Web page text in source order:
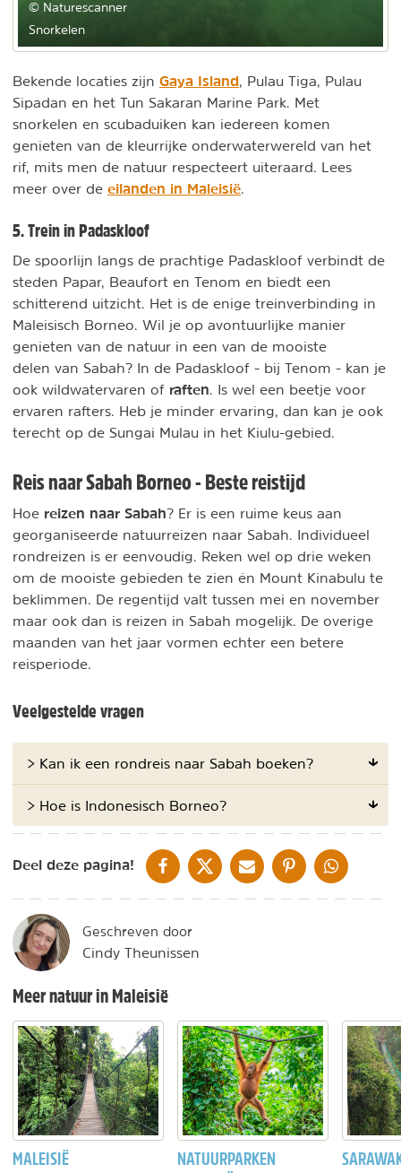
© Naturescanner
Snorkelen
Bekende locaties zijn Gaya Island , Pulau Tiga, Pulau
Sipadan en het Tun Sakaran Marine Park. Met
snorkelen en scubaduiken kan iedereen komen
genieten van de kleurrijke onderwaterwereld van het
rif, mits men de natuur respecteert uiteraard. Lees
meer over de eilanden in Maleisië
5. Trein in Padaskloof
De spoorlijn langs de prachtige Padaskloof verbindt de
steden Papar, Beaufort en Tenom en biedt een
schitterend uitzicht. Het is de enige treinverbinding in
Maleisisch Borneo. Wil je op avontuurlijke manier
genieten van de natuur in een van de mooiste
delen van Sabah? In de Padaskloof - bij Tenom - kan je
ook wildwatervaren of raften . Is wel een beetje voor
ervaren rafters. Heb je minder ervaring, dan kan je ook
terecht op de Sungai Mulau in het Kiulu-gebied.
Reis naar Sabah Borneo - Beste reistijd
Hoe reizen naar Sabah? Er is een ruime keus aan
georganiseerde natuurreizen naar Sabah. Individueel
rondreizen is er eenvoudig. Reken wel op drie weken
om de mooiste gebieden te zien én Mount Kinabulu te
beklimmen. De regentijd valt tussen mei en november
maar ook dan is reizen in Sabah mogelijk. De overige
maanden van het jaar vormen echter een betere
reisperiode.
Veelgestelde vragen
> Kan ik een rondreis naar Sabah boeken?
> Hoe is Indonesisch Borneo?
Deel deze pagina! DELEN OP FACEBOOK
DELEN OP XDELEN VIA DE MAIL
DELEN OP PINTEREST
DELEN OP
Geschreven door
Cindy Theunissen
Meer natuur in Maleisië
MALEISIË
NATUURPARKEN